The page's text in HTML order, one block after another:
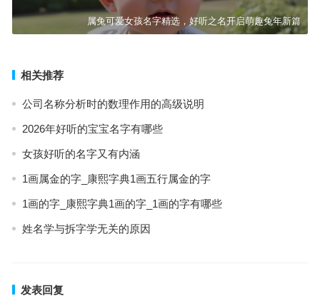
属兔可爱女孩名字精选，好听之名开启萌趣兔年新篇
相关推荐
公司名称分析时的数理作用的高级说明
2026年好听的宝宝名字有哪些
女孩好听的名字又有内涵
1画属金的字_康熙字典1画五行属金的字
1画的字_康熙字典1画的字_1画的字有哪些
姓名学与拆字学无关的原因
发表回复